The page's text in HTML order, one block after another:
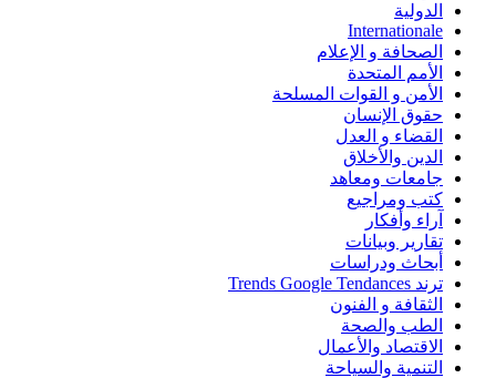
الدولية
Internationale
الصحافة و الإعلام
الأمم المتحدة
الأمن و القوات المسلحة
حقوق الإنسان
القضاء و العدل
الدين والأخلاق
جامعات ومعاهد
كتب ومراجيع
آراء وأفكار
تقارير وبيانات
أبحاث ودراسات
ترند Trends Google Tendances
الثقافة و الفنون
الطب والصحة
الاقتصاد والأعمال
التنمية والسياحة